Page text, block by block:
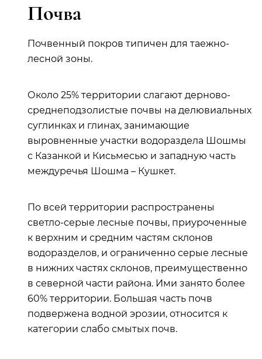
Почва
Почвенный покров типичен для таежно-
лесной зоны.
Около 25% территории слагают дерново-
среднеподзолистые почвы на делювиальных
суглинках и глинах, занимающие
выровненные участки водораздела Шошмы
с Казанкой и Кисьмесью и западную часть
междуречья Шошма – Кушкет.
По всей территории распространены
светло-серые лесные почвы, приуроченные
к верхним и средним частям склонов
водоразделов, и ограниченно серые лесные
в нижних частях склонов, преимущественно
в северной части района. Ими занято более
60% территории. Большая часть почв
подвержена водной эрозии, относится к
категории слабо смытых почв.